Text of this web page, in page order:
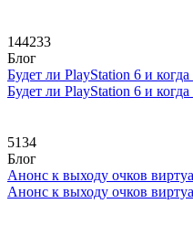
144233
Блог
Будет ли PlayStation 6 и
Будет ли PlayStation 6 и
5134
Блог
Анонс к выходу очков
Анонс к выходу очков